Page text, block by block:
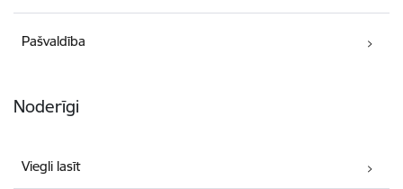
Pašvaldība
Noderīgi
Viegli lasīt